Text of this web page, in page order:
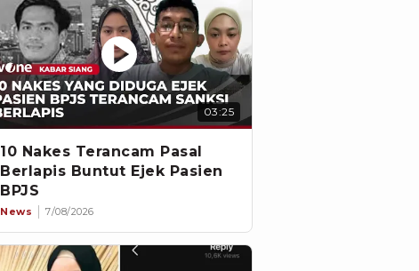
03:25
10 Nakes Terancam Pasal
Berlapis Buntut Ejek Pasien
BPJS
News 7/08/2026